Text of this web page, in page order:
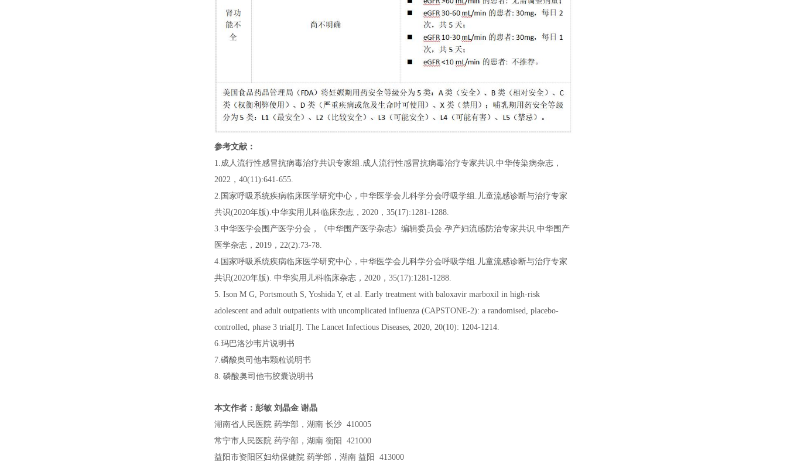
参考文献：
1.成人流行性感冒抗病毒治疗共识专家组.成人流行性感冒抗病毒治疗专家共识.中华传染病杂志，
2022，40(11):641-655.
2.国家呼吸系统疾病临床医学研究中心，中华医学会儿科学分会呼吸学组.儿童流感诊断与治疗专家
共识(2020年版).中华实用儿科临床杂志，2020，35(17):1281-1288.
3.中华医学会围产医学分会，《中华围产医学杂志》编辑委员会.孕产妇流感防治专家共识.中华围产
医学杂志，2019，22(2):73-78.
4.国家呼吸系统疾病临床医学研究中心，中华医学会儿科学分会呼吸学组.儿童流感诊断与治疗专家
共识(2020年版). 中华实用儿科临床杂志，2020，35(17):1281-1288.
5. Ison M G, Portsmouth S, Yoshida Y, et al. Early treatment with baloxavir marboxil in high-risk
adolescent and adult outpatients with uncomplicated influenza (CAPSTONE-2): a randomised, placebo-
controlled, phase 3 trial[J]. The Lancet Infectious Diseases, 2020, 20(10): 1204-1214.
6.玛巴洛沙韦片说明书
7.磷酸奥司他韦颗粒说明书
8. 磷酸奥司他韦胶囊说明书
本文作者：彭敏 刘晶金 谢晶
湖南省人民医院 药学部，湖南 长沙 410005
常宁市人民医院 药学部，湖南 衡阳 421000
益阳市资阳区妇幼保健院 药学部，湖南 益阳 413000